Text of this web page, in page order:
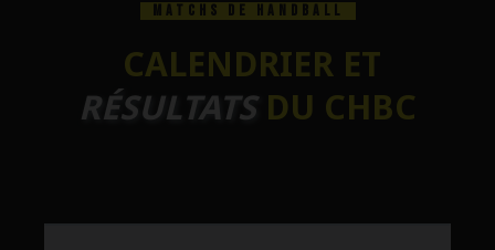
MATCHS DE HANDBALL
CALENDRIER ET
RÉSULTATSDU CHBC